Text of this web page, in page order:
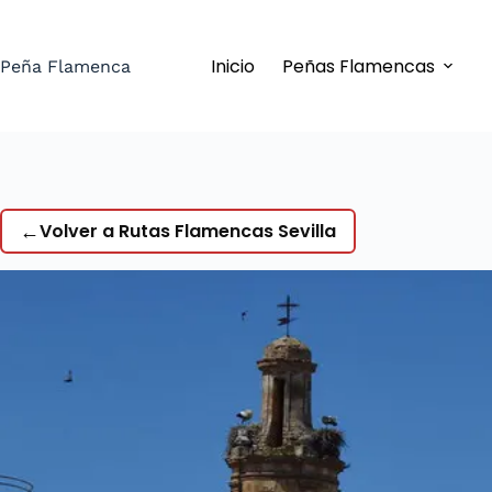
contenido
Peña Flamenca Inicio Peñas Flamencas
←Volver a Rutas Flamencas Sevilla